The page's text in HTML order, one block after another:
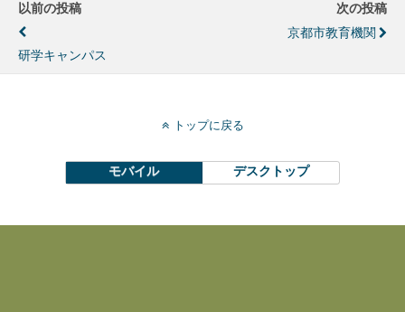
以前の投稿
研学キャンパス
次の投稿
京都市教育機関
トップに戻る
モバイル デスクトップ